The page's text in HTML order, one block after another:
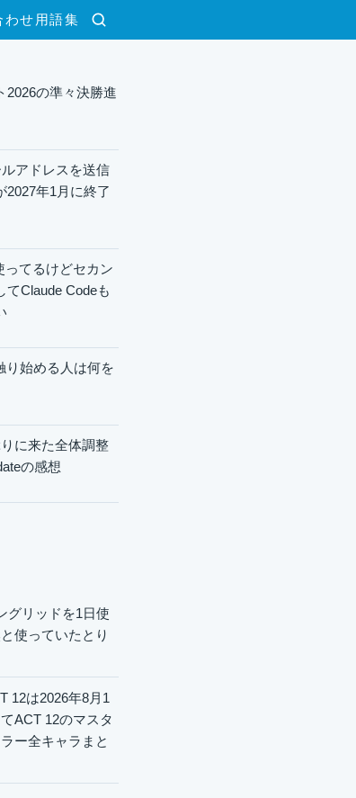
検索
わせ 用語集
2026の準々決勝進
アドレスを送信
2027年1月に終了
ってるけどセカン
てClaude Codeも
り始める人は何を
りに来た全体調整
の感想
グリッドを1日使
使っていたとり
12は2026年8月1
ACT 12のマスタ
ー全キャラまと